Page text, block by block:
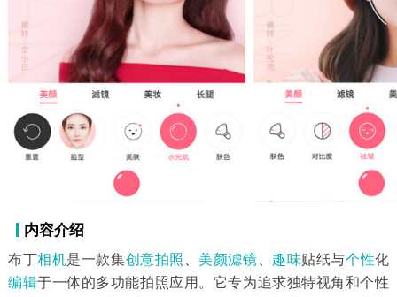
内容介绍
布丁相机是一款集创意拍照 美颜滤镜 趣味贴纸与个性化
编辑于一体的多功能拍照应用。它专为追求独特视角和个性